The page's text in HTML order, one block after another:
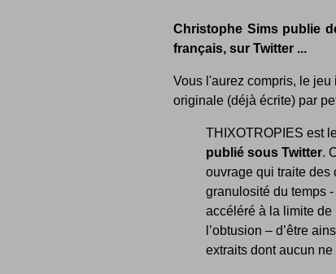
Christophe Sims publie
français, sur Twitter ...
Vous l'aurez compris, le
originale (déjà écrite) par
THIXOTROPIES est
publié sous Twitter.
ouvrage qui traite des
granulosité du temps
accéléré à la limite de
l’obtusion – d’être
extraits dont aucun